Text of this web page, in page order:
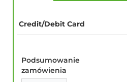
Credit/Debit Card
Podsumowanie
zamówienia